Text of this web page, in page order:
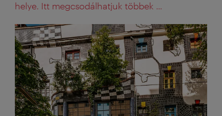
helye. Itt megcsodálhatjuk többek ...